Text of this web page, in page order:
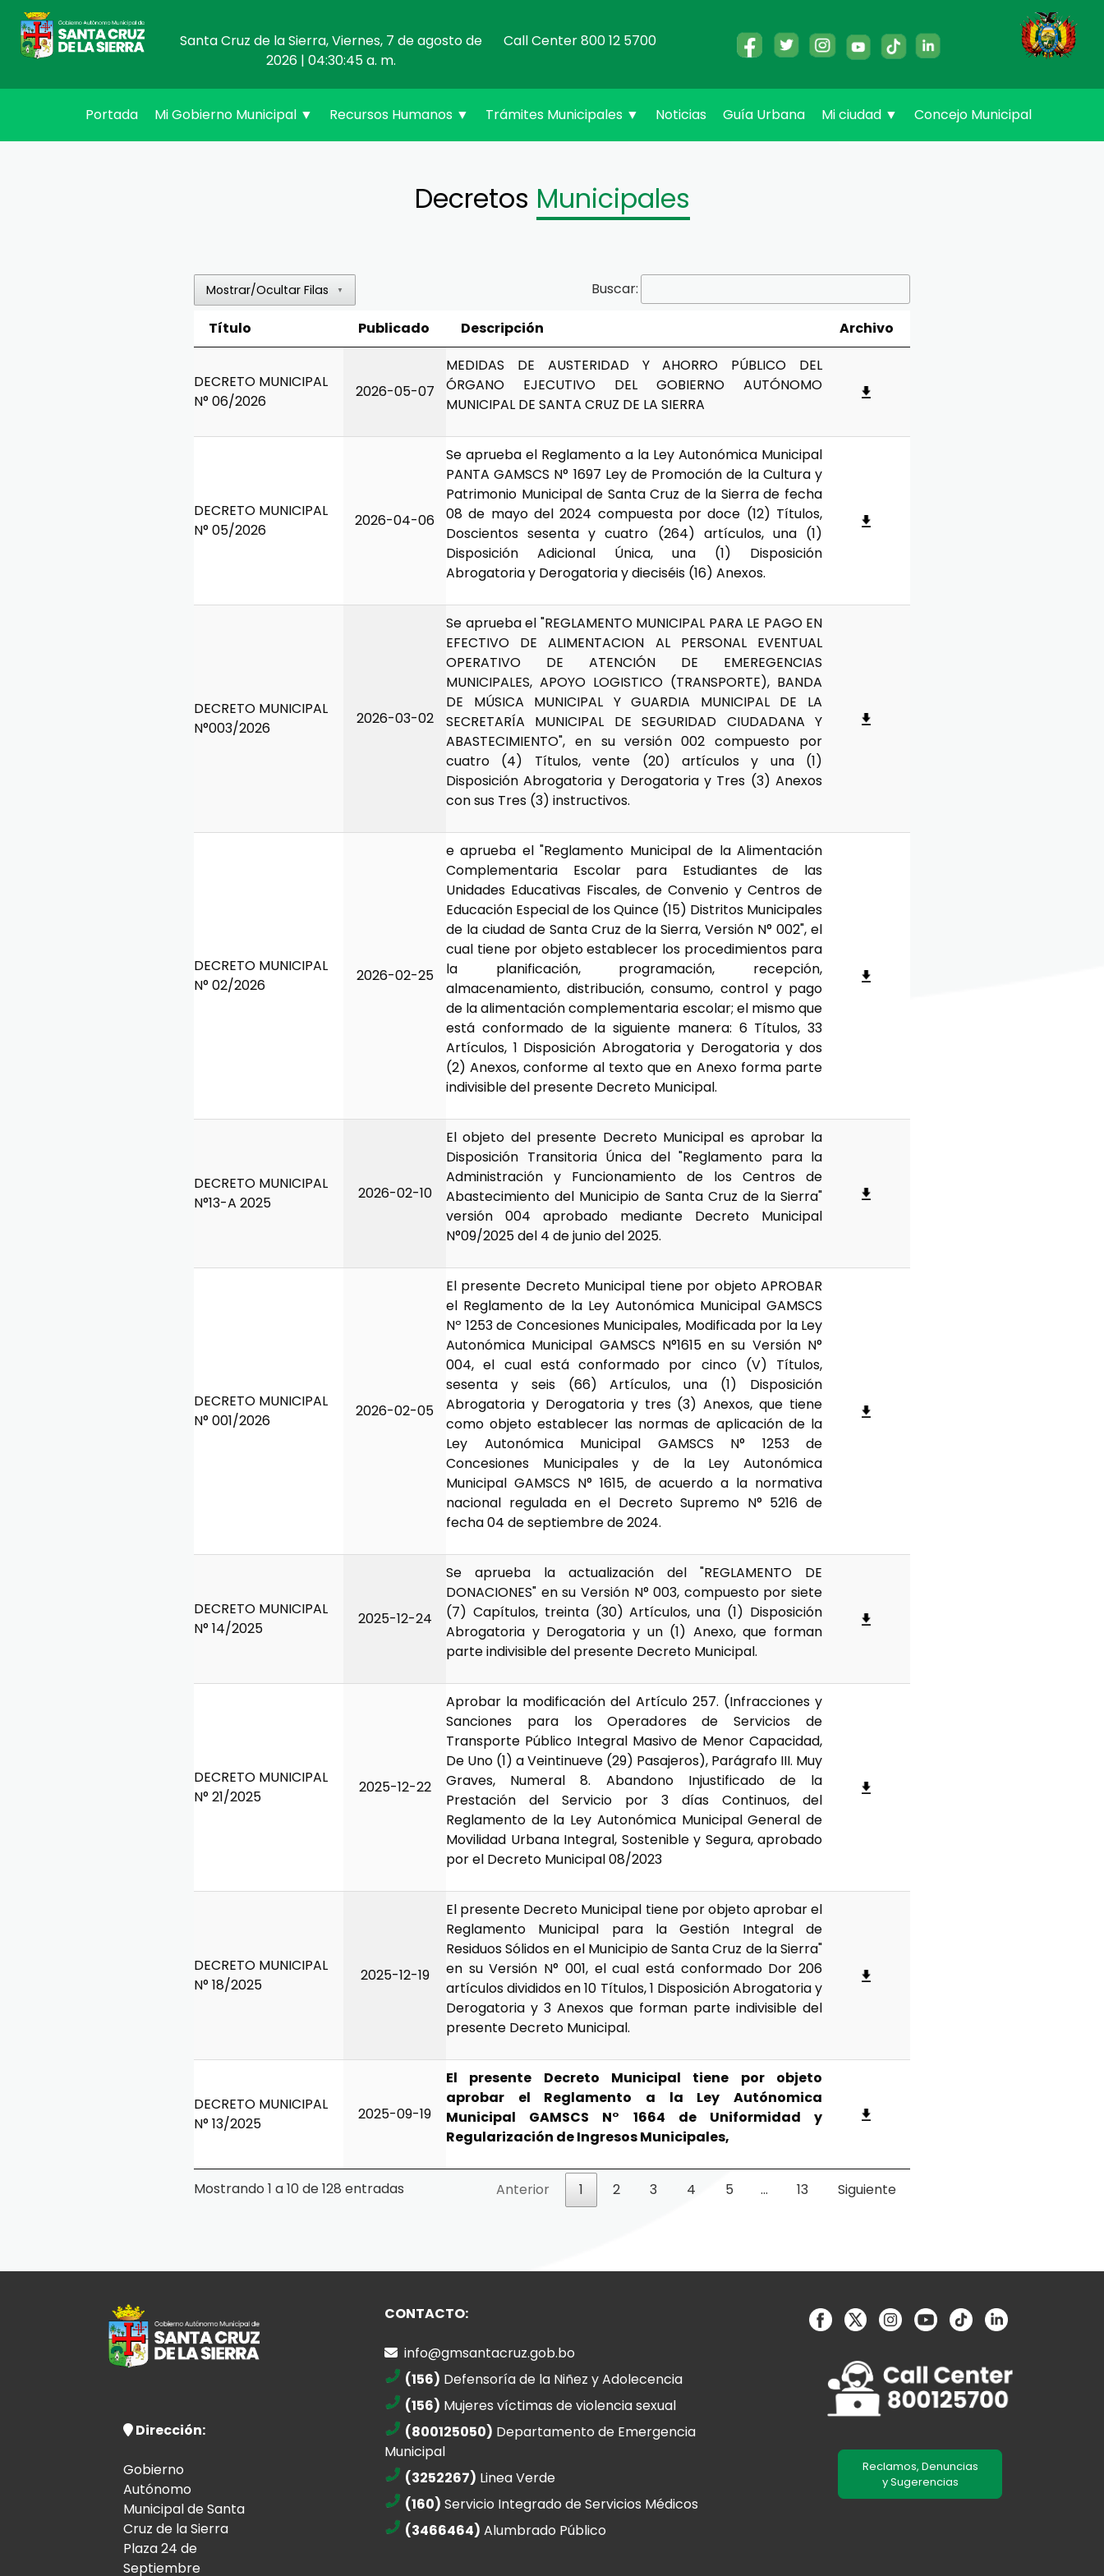
Santa Cruz de la Sierra, Viernes, 7 de agosto de
2026 | 04:30:45 a. m.
Call Center 800 12 5700
Portada(current)
Mi Gobierno Municipal ▼ Recursos Humanos ▼ Trámites Municipales ▼ Noticias Guía Urbana Mi ciudad ▼ Concejo Municipal
Decretos Municipales
Mostrar/Ocultar Filas ▼ Buscar:
Título Publicado Descripción Archivo
DECRETO MUNICIPAL
N° 06/2026
2026-05-07
MEDIDAS DE AUSTERIDAD Y AHORRO PÚBLICO DEL
ÓRGANO EJECUTIVO DEL GOBIERNO AUTÓNOMO
MUNICIPAL DE SANTA CRUZ DE LA SIERRA
DECRETO MUNICIPAL
N° 05/2026
2026-04-06
Se aprueba el Reglamento a la Ley Autonómica Municipal
PANTA GAMSCS N° 1697 Ley de Promoción de la Cultura y
Patrimonio Municipal de Santa Cruz de la Sierra de fecha
08 de mayo del 2024 compuesta por doce (12) Títulos,
Doscientos sesenta y cuatro (264) artículos, una (1)
Disposición Adicional Única, una (1) Disposición
Abrogatoria y Derogatoria y dieciséis (16) Anexos.
DECRETO MUNICIPAL
N°003/2026
2026-03-02
Se aprueba el "REGLAMENTO MUNICIPAL PARA LE PAGO EN
EFECTIVO DE ALIMENTACION AL PERSONAL EVENTUAL
OPERATIVO DE ATENCIÓN DE EMEREGENCIAS
MUNICIPALES, APOYO LOGISTICO (TRANSPORTE), BANDA
DE MÚSICA MUNICIPAL Y GUARDIA MUNICIPAL DE LA
SECRETARÍA MUNICIPAL DE SEGURIDAD CIUDADANA Y
ABASTECIMIENTO", en su versión 002 compuesto por
cuatro (4) Títulos, vente (20) artículos y una (1)
Disposición Abrogatoria y Derogatoria y Tres (3) Anexos
con sus Tres (3) instructivos.
DECRETO MUNICIPAL
N° 02/2026
2026-02-25
e aprueba el "Reglamento Municipal de la Alimentación
Complementaria Escolar para Estudiantes de las
Unidades Educativas Fiscales, de Convenio y Centros de
Educación Especial de los Quince (15) Distritos Municipales
de la ciudad de Santa Cruz de la Sierra, Versión N° 002", el
cual tiene por objeto establecer los procedimientos para
la planificación, programación, recepción,
almacenamiento, distribución, consumo, control y pago
de la alimentación complementaria escolar; el mismo que
está conformado de la siguiente manera: 6 Títulos, 33
Artículos, 1 Disposición Abrogatoria y Derogatoria y dos
(2) Anexos, conforme al texto que en Anexo forma parte
indivisible del presente Decreto Municipal.
DECRETO MUNICIPAL
N°13-A 2025
2026-02-10
El objeto del presente Decreto Municipal es aprobar la
Disposición Transitoria Única del "Reglamento para la
Administración y Funcionamiento de los Centros de
Abastecimiento del Municipio de Santa Cruz de la Sierra"
versión 004 aprobado mediante Decreto Municipal
N°09/2025 del 4 de junio del 2025.
DECRETO MUNICIPAL
N° 001/2026
2026-02-05
El presente Decreto Municipal tiene por objeto APROBAR
el Reglamento de la Ley Autonómica Municipal GAMSCS
Nº 1253 de Concesiones Municipales, Modificada por la Ley
Autonómica Municipal GAMSCS N°1615 en su Versión N°
004, el cual está conformado por cinco (V) Títulos,
sesenta y seis (66) Artículos, una (1) Disposición
Abrogatoria y Derogatoria y tres (3) Anexos, que tiene
como objeto establecer las normas de aplicación de la
Ley Autonómica Municipal GAMSCS N° 1253 de
Concesiones Municipales y de la Ley Autonómica
Municipal GAMSCS N° 1615, de acuerdo a la normativa
nacional regulada en el Decreto Supremo N° 5216 de
fecha 04 de septiembre de 2024.
DECRETO MUNICIPAL
N° 14/2025
2025-12-24
Se aprueba la actualización del "REGLAMENTO DE
DONACIONES" en su Versión N° 003, compuesto por siete
(7) Capítulos, treinta (30) Artículos, una (1) Disposición
Abrogatoria y Derogatoria y un (1) Anexo, que forman
parte indivisible del presente Decreto Municipal.
DECRETO MUNICIPAL
N° 21/2025
2025-12-22
Aprobar la modificación del Artículo 257. (Infracciones y
Sanciones para los Operadores de Servicios de
Transporte Público Integral Masivo de Menor Capacidad,
De Uno (1) a Veintinueve (29) Pasajeros), Parágrafo III. Muy
Graves, Numeral 8. Abandono Injustificado de la
Prestación del Servicio por 3 días Continuos, del
Reglamento de la Ley Autonómica Municipal General de
Movilidad Urbana Integral, Sostenible y Segura, aprobado
por el Decreto Municipal 08/2023
DECRETO MUNICIPAL
N° 18/2025
2025-12-19
El presente Decreto Municipal tiene por objeto aprobar el
Reglamento Municipal para la Gestión Integral de
Residuos Sólidos en el Municipio de Santa Cruz de la Sierra"
en su Versión N° 001, el cual está conformado Dor 206
artículos divididos en 10 Títulos, 1 Disposición Abrogatoria y
Derogatoria y 3 Anexos que forman parte indivisible del
presente Decreto Municipal.
DECRETO MUNICIPAL
N° 13/2025
2025-09-19
El presente Decreto Municipal tiene por objeto
aprobar el Reglamento a la Ley Autónomica
Municipal GAMSCS N° 1664 de Uniformidad y
Regularización de Ingresos Municipales,
Mostrando 1 a 10 de 128 entradas Anterior 1 2 3 4 5 … 13 Siguiente
Dirección:
Gobierno
Autónomo
Municipal de Santa
Cruz de la Sierra
Plaza 24 de
Septiembre
CONTACTO:
info@gmsantacruz.gob.bo
(156) Defensoría de la Niñez y Adolecencia
(156) Mujeres víctimas de violencia sexual
(800125050) Departamento de Emergencia
Municipal
(3252267) Linea Verde
(160) Servicio Integrado de Servicios Médicos
(3466464) Alumbrado Público
Reclamos, Denuncias
y Sugerencias